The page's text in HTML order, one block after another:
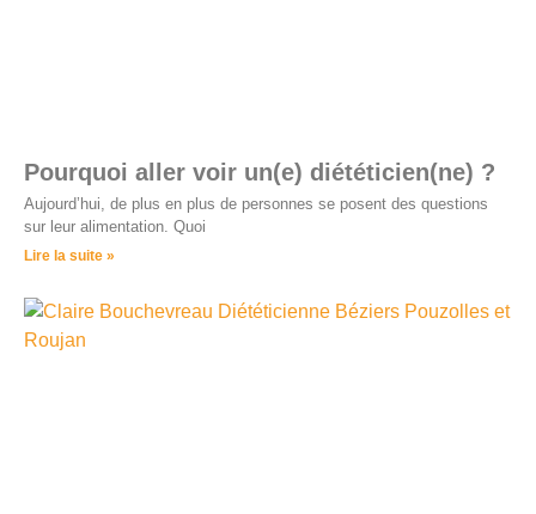
Pourquoi aller voir un(e) diététicien(ne) ?
Aujourd’hui, de plus en plus de personnes se posent des questions
sur leur alimentation. Quoi
Lire la suite »